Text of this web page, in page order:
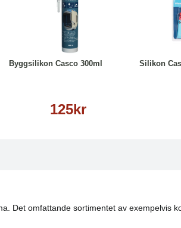
Byggsilikon Casco 300ml
125kr
Läs mer
Silikon
Det omfattande sortimentet av exempelvis